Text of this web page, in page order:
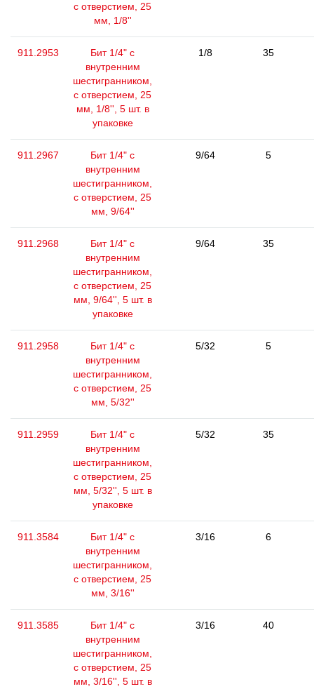
с отверстием, 25
мм, 1/8''
911.2953
Бит 1/4" с
внутренним
шестигранником,
с отверстием, 25
мм, 1/8'', 5 шт. в
упаковке
1/8 35
911.2967
Бит 1/4" с
внутренним
шестигранником,
с отверстием, 25
мм, 9/64''
9/64 5
911.2968
Бит 1/4" с
внутренним
шестигранником,
с отверстием, 25
мм, 9/64'', 5 шт. в
упаковке
9/64 35
911.2958
Бит 1/4" с
внутренним
шестигранником,
с отверстием, 25
мм, 5/32''
5/32 5
911.2959
Бит 1/4" с
внутренним
шестигранником,
с отверстием, 25
мм, 5/32'', 5 шт. в
упаковке
5/32 35
911.3584
Бит 1/4" с
внутренним
шестигранником,
с отверстием, 25
мм, 3/16''
3/16 6
911.3585
Бит 1/4" с
внутренним
шестигранником,
с отверстием, 25
мм, 3/16'', 5 шт. в
3/16 40